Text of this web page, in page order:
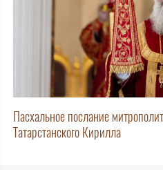
Пасхальное послание
Татарстанского Кирилла